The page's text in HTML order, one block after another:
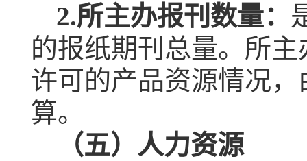
2.所主办报刊数量：
的报纸期刊总量。所
许可的产品资源情况
算。
（五）人力资源